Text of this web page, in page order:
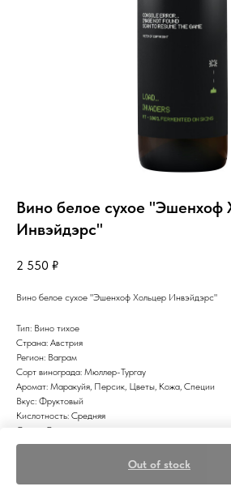
Вино белое сухое "Эшенхоф
Инвэйдэрс"
2 550 ₽
Out of stock
Вино белое сухое "Эшенхоф Хольцер Инвэйдэрс"
Тип: Вино тихое
Страна: Австрия
Регион: Ваграм
Сорт винограда: Мюллер-Тургау
Аромат: Маракуйя, Персик, Цветы, Кожа, Специи
Вкус: Фруктовый
Кислотность: Средняя
Сахар: Сухое
Цвет: Белое